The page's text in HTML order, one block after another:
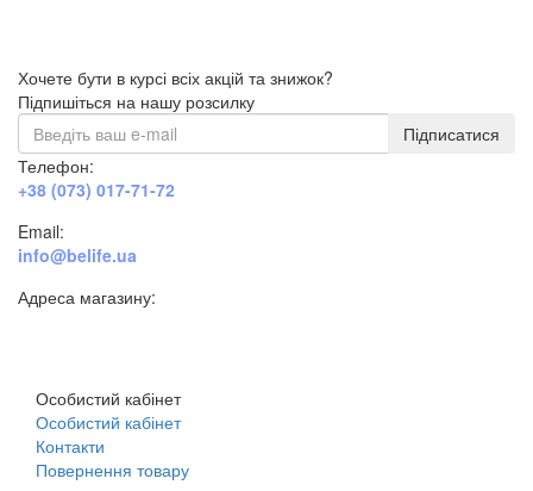
Хочете бути в курсі всіх акцій та знижок?
Підпишіться на нашу розсилку
Підписатися
Телефон:
+38 (073) 017-71-72
Email:
info@belife.ua
Адреса магазину:
Особистий кабінет
Особистий кабінет
Контакти
Повернення товару